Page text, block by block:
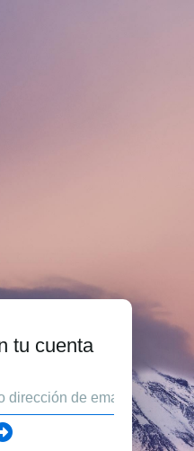
tu cuenta